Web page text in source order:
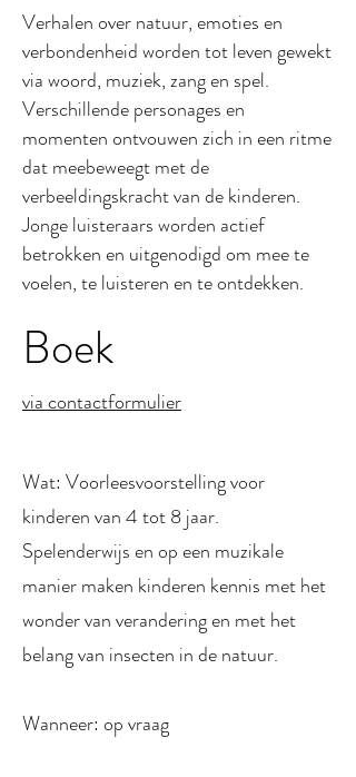
Verhalen over natuur, emoties en
verbondenheid worden tot leven gewekt
via woord, muziek, zang en spel.
Verschillende personages en
momenten ontvouwen zich in een ritme
dat meebeweegt met de
verbeeldingskracht van de kinderen.
Jonge luisteraars worden actief
betrokken en uitgenodigd om mee te
voelen, te luisteren en te ontdekken.
Boek
via contactformulier
Wat: Voorleesvoorstelling voor
kinderen van 4 tot 8 jaar.
Spelenderwijs en op een muzikale
manier maken kinderen kennis met het
wonder van verandering en met het
belang van insecten in de natuur.
Wanneer: op vraag